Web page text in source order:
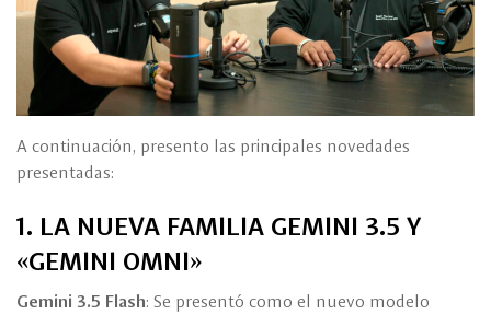
A continuación, presento las principales novedades
presentadas:
1. LA NUEVA FAMILIA GEMINI 3.5 Y
«GEMINI OMNI»
Gemini 3.5 Flash: Se presentó como el nuevo modelo